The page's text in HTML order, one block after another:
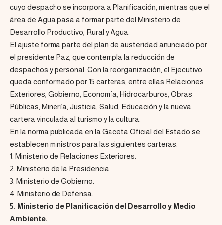
cuyo despacho se incorpora a Planificación, mientras que el
área de Agua pasa a formar parte del Ministerio de
Desarrollo Productivo, Rural y Agua.
El ajuste forma parte del plan de austeridad anunciado por
el presidente Paz, que contempla la reducción de
despachos y personal. Con la reorganización, el Ejecutivo
queda conformado por 15 carteras, entre ellas Relaciones
Exteriores, Gobierno, Economía, Hidrocarburos, Obras
Públicas, Minería, Justicia, Salud, Educación y la nueva
cartera vinculada al turismo y la cultura.
En la norma publicada en la Gaceta Oficial del Estado se
establecen ministros para las siguientes carteras:
1. Ministerio de Relaciones Exteriores.
2. Ministerio de la Presidencia.
3. Ministerio de Gobierno.
4. Ministerio de Defensa.
5. Ministerio de Planificación del Desarrollo y Medio
Ambiente.